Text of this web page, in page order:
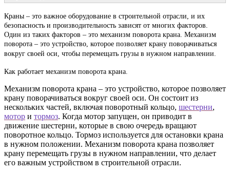
Краны – это важное оборудование в строительной отрасли, и их
безопасность и производительность зависят от многих факторов.
Один из таких факторов – это механизм поворота крана. Механизм
поворота – это устройство, которое позволяет крану поворачиваться
вокруг своей оси, чтобы перемещать грузы в нужном направлении.
Как работает механизм поворота крана.
Механизм поворота крана – это устройство, которое позволяет
крану поворачиваться вокруг своей оси. Он состоит из
нескольких частей, включая поворотный кольцо, шестерни
мотор и тормоз. Когда мотор запущен, он приводит в
движение шестерни, которые в свою очередь вращают
поворотное кольцо. Тормоз используется для остановки крана
в нужном положении. Механизм поворота крана позволяет
крану перемещать грузы в нужном направлении, что делает
его важным устройством в строительной отрасли.